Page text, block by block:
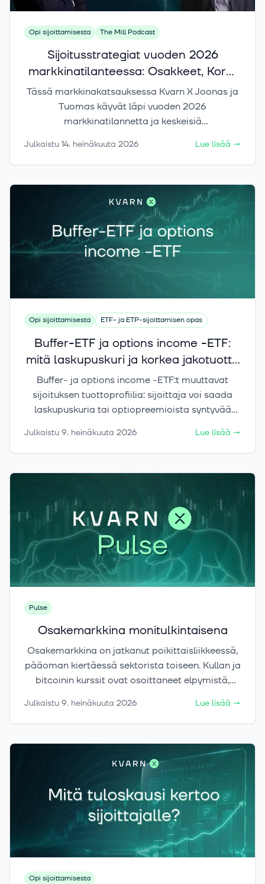
Opi sijoittamisesta The Mill Podcast
Sijoitusstrategiat vuoden 2026
markkinatilanteessa: Osakkeet, Korot
ja Kryptot
Tässä markkinakatsauksessa Kvarn X Joonas ja
Tuomas käyvät läpi vuoden 2026
markkinatilannetta ja keskeisiä
Katsauksessa tarkastellaan osakemarkkinoiden
kehitystä, eri sektoreiden välisiä tuottoeroja
markkinoihin. Lisäksi Joonas ja Tuomas
keskustelevat raaka-aineiden ja muiden
hyödykkeiden ajankohtaisista trendeistä.
Lopuksi huomio kääntyy kryptomarkkinaan, sen
nykytilanteeseen sekä siihen, millaisia
Julkaistu 14. heinäkuuta 2026 Lue lisää →
Opi sijoittamisesta ETF- ja ETP-sijoittamisen opas
Buffer-ETF ja options income -ETF:
mitä laskupuskuri ja korkea jakotuotto
oikeasti maksavat?
Buffer- ja options income -ETF:t muuttavat
sijoituksen tuottoprofiilia: sijoittaja voi saada
laskupuskuria tai optiopreemioista syntyvää
nousupotentiaalista voi jäädä saamatta.
Julkaistu 9. heinäkuuta 2026 Lue lisää →
Pulse
Osakemarkkina monitulkintaisena
Osakemarkkina on jatkanut poikittaisliikkeessä,
pääoman kiertäessä sektorista toiseen. Kullan ja
bitcoinin kurssit ovat osoittaneet elpymistä,
laskutrendejä?
Julkaistu 9. heinäkuuta 2026 Lue lisää →
Opi sijoittamisesta